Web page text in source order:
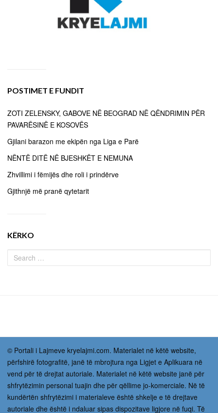
POSTIMET E FUNDIT
ZOTI ZELENSKY, GABOVE NË BEOGRAD NË QËNDRIMIN PËR
PAVARËSINË E KOSOVËS
Gjilani barazon me ekipën nga Liga e Parë
NËNTË DITË NË BJESHKËT E NEMUNA
Zhvillimi i fëmijës dhe roli i prindërve
Gjithnjë më pranë qytetarit
KËRKO
© Portali i Lajmeve kryelajmi.com. Materialet në këtë website,
përfshirë fotografitë, janë të mbrojtura nga Ligjet e Aplikuara në
vend për të drejtat autoriale. Materialet në këtë website janë për
shfrytëzimin personal tuajin dhe për qëllime jo-komerciale. Në të
kundërtën shfrytëzimi i materialeve është shkelje e të drejtave
autoriale dhe është i ndaluar sipas dispozitave ligjore në fuqi. Të